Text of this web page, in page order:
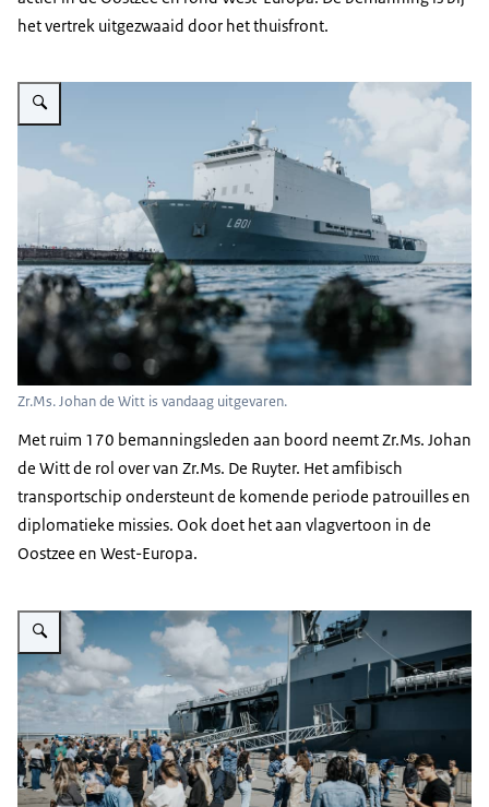
het vertrek uitgezwaaid door het thuisfront.
Vergroot afbeelding Een marineschip aan de kade.
Zr.Ms. Johan de Witt is vandaag uitgevaren.
Met ruim 170 bemanningsleden aan boord neemt Zr.Ms. Johan
de Witt de rol over van Zr.Ms. De Ruyter. Het amfibisch
transportschip ondersteunt de komende periode patrouilles en
diplomatieke missies. Ook doet het aan vlagvertoon in de
Oostzee en West-Europa.
Vergroot afbeelding Familieleden van marinepersoneel op de kade.